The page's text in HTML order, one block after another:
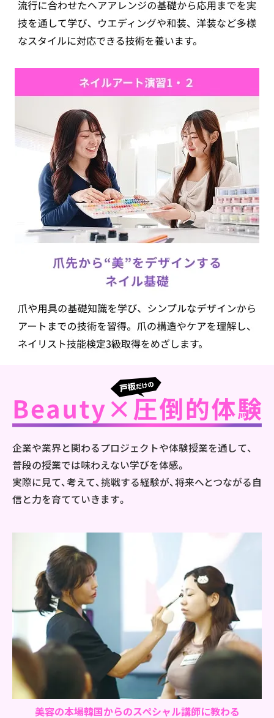
企業や業界と関わるプロジェクトや体験授業を通して、
普段の授業では味わえない学びを体感。
実際に見て、考えて、挑戦する経験が、将来へとつながる自
信と力を育てていきます。
美容の本場韓国からのスペシャル講師に教わる